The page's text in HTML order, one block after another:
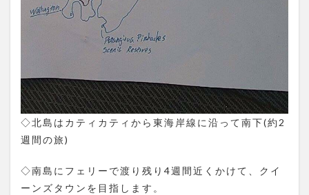
◇北島はカティカティから東海岸線に沿って南下(約2
週間の旅)
◇南島にフェリーで渡り残り4週間近くかけて、クイ
ーンズタウンを目指します。